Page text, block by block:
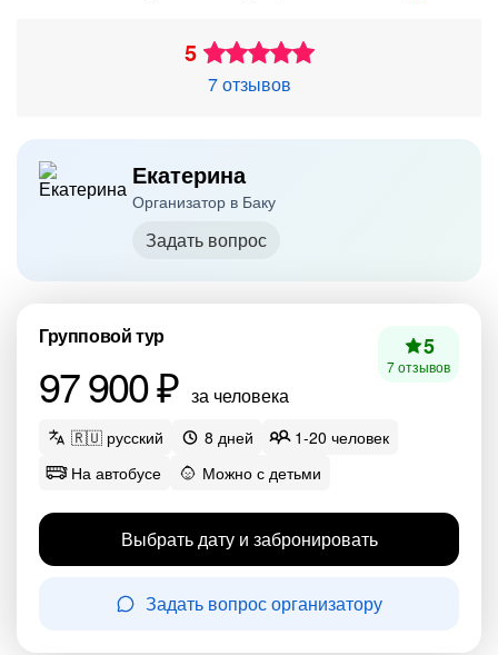
5
7 отзывов
Екатерина
Организатор в Баку
Задать вопрос
Групповой тур
97 900 ₽ за человека
5
7 отзывов
🇷🇺 русский 8 дней
1-20 человек
На автобусе
Можно с детьми
Выбрать дату и забронировать
Задать вопрос организатору